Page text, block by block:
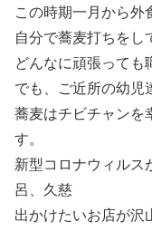
この時期一月から外
自分で蕎麦打ちをし
どんなに頑張っても
でも、ご近所の幼児
蕎麦はチビチャンを
す。
新型コロナウィルス
呂、久慈
出かけたいお店が沢